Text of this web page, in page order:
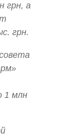
грн, а
грн.
1 млн